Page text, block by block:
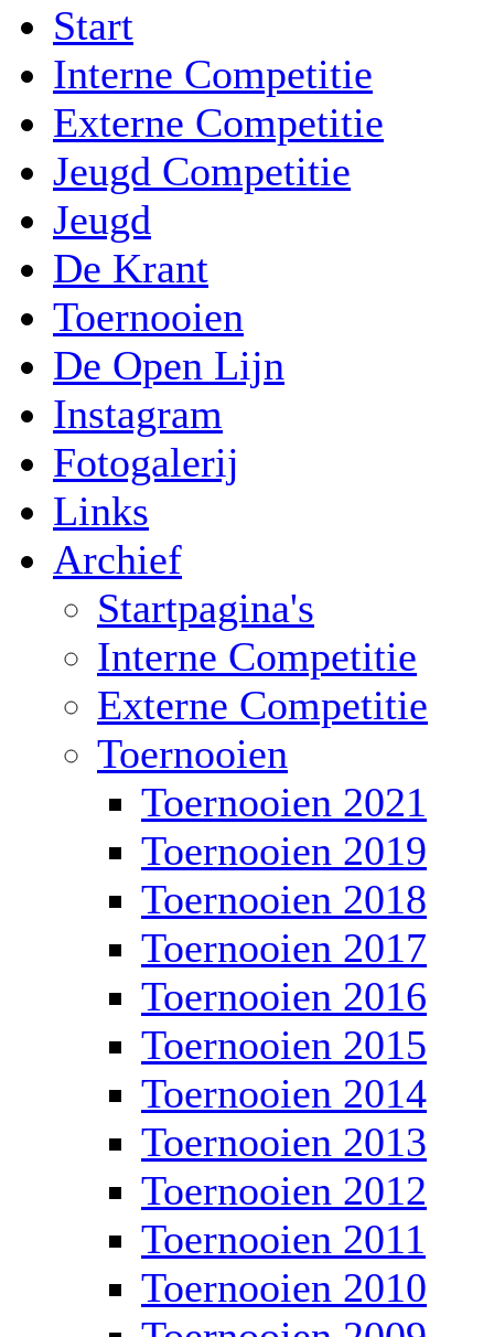
Start
Interne Competitie
Externe Competitie
Jeugd Competitie
Jeugd
De Krant
Toernooien
De Open Lijn
Instagram
Fotogalerij
Links
Archief
Startpagina's
Interne Competitie
Externe Competitie
Toernooien
Toernooien 2021
Toernooien 2019
Toernooien 2018
Toernooien 2017
Toernooien 2016
Toernooien 2015
Toernooien 2014
Toernooien 2013
Toernooien 2012
Toernooien 2011
Toernooien 2010